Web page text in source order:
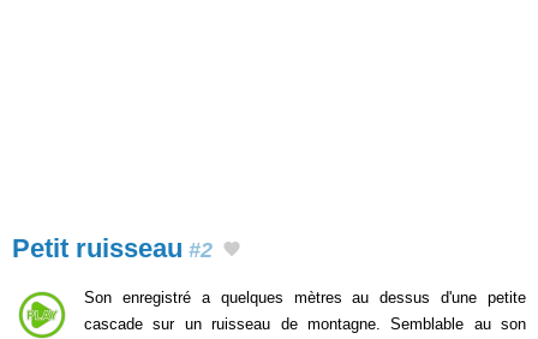
Petit ruisseau #2
Son enregistré a quelques mètres au dessus d'une petite
cascade sur un ruisseau de montagne. Semblable au son